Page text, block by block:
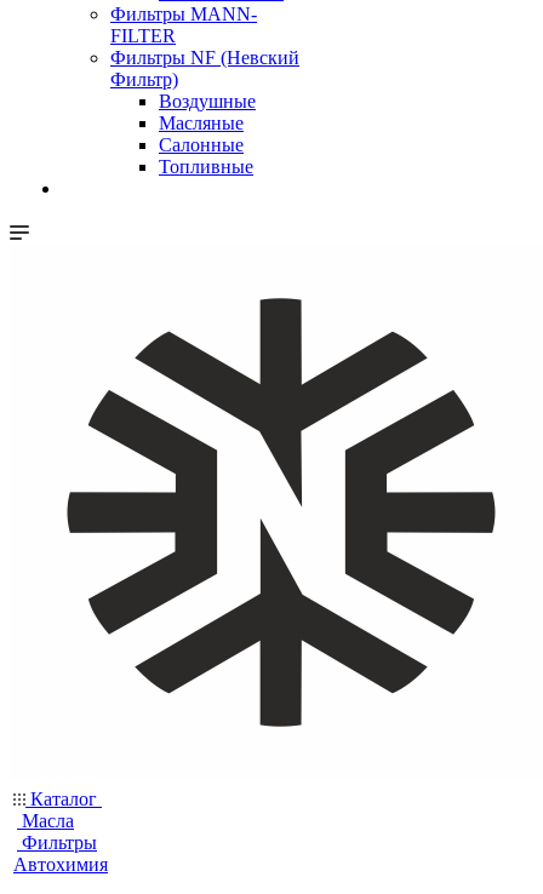
Фильтры MANN-
FILTER
Фильтры NF (Невский
Фильтр)
Воздушные
Масляные
Салонные
Топливные
Каталог
Масла
Фильтры
Автохимия